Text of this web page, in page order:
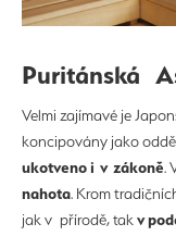
Puritánská
Velmi zajímavé je
koncipovány jako
ukotveno i v zákoně.
nahota. Krom
jak v přírodě, tak v